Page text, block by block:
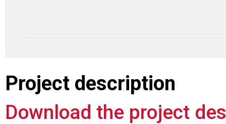
Project description
Download the project